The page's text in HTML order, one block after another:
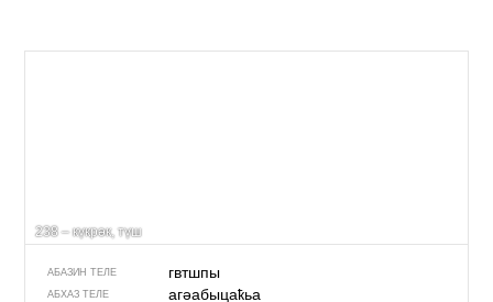
238 – күкрәк, түш
АБАЗИН ТЕЛЕ гвтшпы
АБХАЗ ТЕЛЕ агәабыцаҟьа